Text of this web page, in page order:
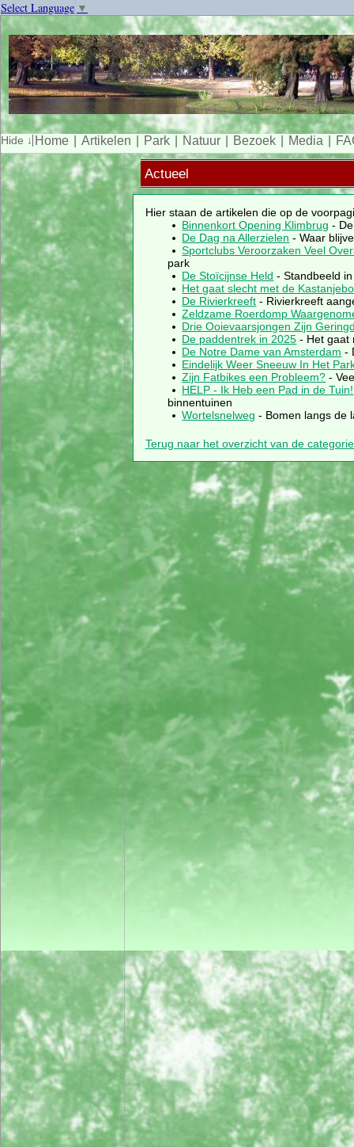
Select Language ▼
Home Artikelen Park Natuur Bezoek Media
Actueel
Hier staan de artikelen die op de
Binnenkort Opening Klimbrug -
De Dag na Allerzielen - Waar
Sportclubs Veroorzaken Veel
park
De Stoïcijnse Held - Standbeeld
Het gaat slecht met de
De Rivierkreeft - Rivierkreeft
Zeldzame Roerdomp
Drie Ooievaarsjongen Zijn
De paddentrek in 2025 - Het gaat
De Notre Dame van Amsterdam -
Eindelijk Weer Sneeuw In Het
Zijn Fatbikes een Probleem? -
HELP - Ik Heb een Pad in de Tuin!
binnentuinen
Wortelsnelweg - Bomen langs de
Terug naar het overzicht van de